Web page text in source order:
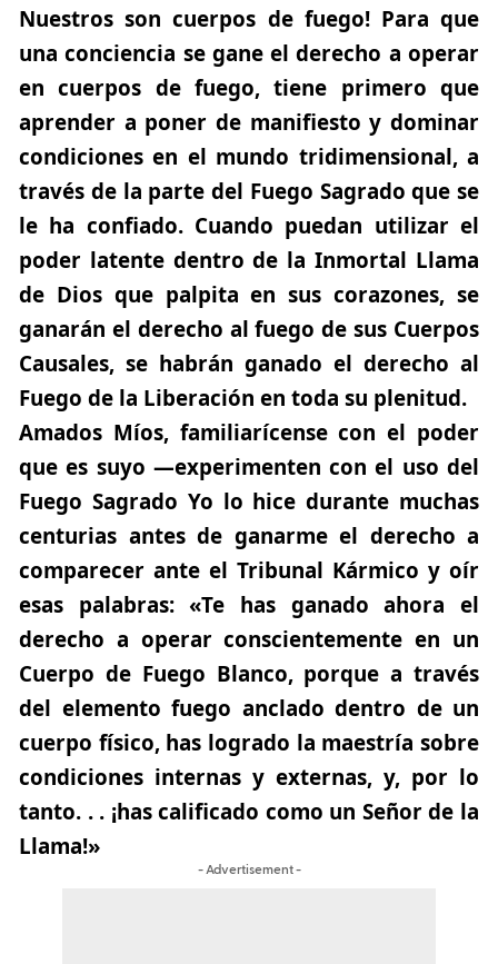
Nuestros son cuerpos de fuego! Para que
una conciencia se gane el derecho a operar
en cuerpos de fuego, tiene primero que
aprender a poner de manifiesto y dominar
condiciones en el mundo tridimensional, a
través de la parte del Fuego Sagrado que se
le ha confiado. Cuando puedan utilizar el
poder latente dentro de la Inmortal Llama
de Dios que palpita en sus corazones, se
ganarán el derecho al fuego de sus Cuerpos
Causales, se habrán ganado el derecho al
Fuego de la Liberación en toda su plenitud.
Amados Míos, familiarícense con el poder
que es suyo —experimenten con el uso del
Fuego Sagrado Yo lo hice durante muchas
centurias antes de ganarme el derecho a
comparecer ante el Tribunal Kármico y oír
esas palabras: «Te has ganado ahora el
derecho a operar conscientemente en un
Cuerpo de Fuego Blanco, porque a través
del elemento fuego anclado dentro de un
cuerpo físico, has logrado la maestría sobre
condiciones internas y externas, y, por lo
tanto. . . ¡has calificado como un Señor de la
Llama!»
- Advertisement -